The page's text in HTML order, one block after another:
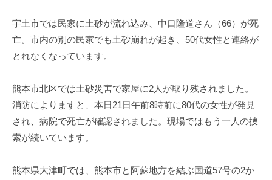
宇土市では民家に土砂が流れ込み、中口隆道さん（66）が死
亡。市内の別の民家でも土砂崩れが起き、50代女性と連絡が
とれなくなっています。
熊本市北区では土砂災害で家屋に2人が取り残されました。
消防によりますと、本日21日午前8時前に80代の女性が発見
され、病院で死亡が確認されました。現場ではもう一人の捜
索が続いています。
熊本県大津町では、熊本市と阿蘇地方を結ぶ国道57号の2か